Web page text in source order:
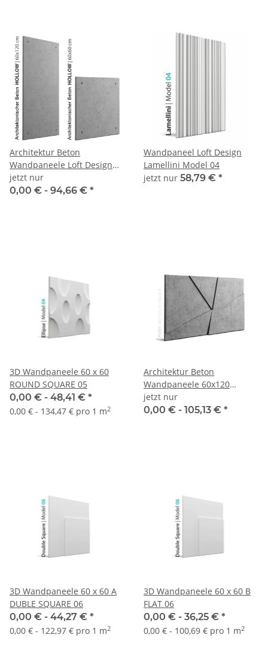
Architektur Beton
Wandpaneele Loft Design
Hollow 60x60/60x120
jetzt nur
0,00 € - 94,66 € *
Wandpaneel Loft Design
Lamellini Model 04
jetzt nur 58,79 € *
3D Wandpaneele 60 x 60
ROUND SQUARE 05
0,00 € - 48,41 € *
0,00 € - 134,47 € pro 1 m2
Architektur Beton
Wandpaneele 60x120
CRUSH Loft Design A | B
jetzt nur
0,00 € - 105,13 € *
3D Wandpaneele 60 x 60 A
DUBLE SQUARE 06
0,00 € - 44,27 € *
0,00 € - 122,97 € pro 1 m2
3D Wandpaneele 60 x 60 B
FLAT 06
0,00 € - 36,25 € *
0,00 € - 100,69 € pro 1 m2